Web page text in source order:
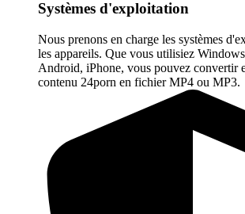
Systèmes d'exploitation
Nous prenons en charge les systèmes
les appareils. Que vous utilisiez
Android, iPhone, vous pouvez convertir
contenu 24porn en fichier MP4 ou MP3.